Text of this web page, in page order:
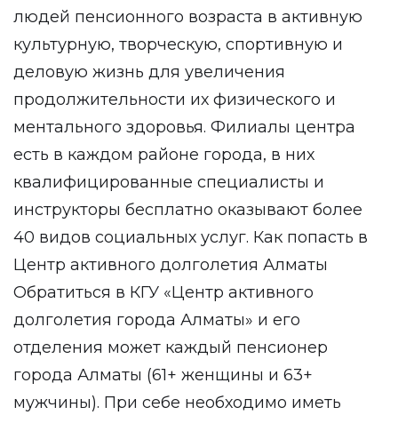
людей пенсионного возраста в активную
культурную, творческую, спортивную и
деловую жизнь для увеличения
продолжительности их физического и
ментального здоровья. Филиалы центра
есть в каждом районе города, в них
квалифицированные специалисты и
инструкторы бесплатно оказывают более
40 видов социальных услуг. Как попасть в
Центр активного долголетия Алматы
Обратиться в КГУ «Центр активного
долголетия города Алматы» и его
отделения может каждый пенсионер
города Алматы (61+ женщины и 63+
мужчины). При себе необходимо иметь